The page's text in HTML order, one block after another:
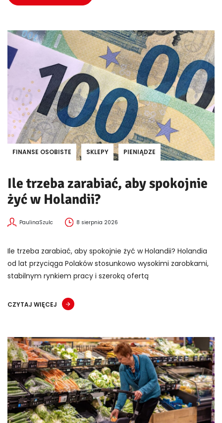
FINANSE OSOBISTE SKLEPY PIENIĄDZE
Ile trzeba zarabiać, aby spokojnie
żyć w Holandii?
PaulinaSzulc 8 sierpnia 2026
Ile trzeba zarabiać, aby spokojnie żyć w Holandii? Holandia
od lat przyciąga Polaków stosunkowo wysokimi zarobkami,
stabilnym rynkiem pracy i szeroką ofertą
CZYTAJ WIĘCEJ